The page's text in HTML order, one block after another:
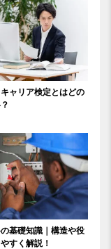
ャリア検定とはどの
基礎知識｜構造や役
すく解説！